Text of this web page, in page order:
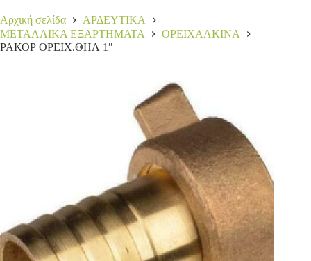
Αρχική σελίδα
ΑΡΔΕΥΤΙΚΑ
ΜΕΤΑΛΛΙΚΑ ΕΞΑΡΤΗΜΑΤΑ
ΟΡΕΙΧΑΛΚΙΝΑ
ΡΑΚΟΡ ΟΡΕΙΧ.ΘΗΛ 1″